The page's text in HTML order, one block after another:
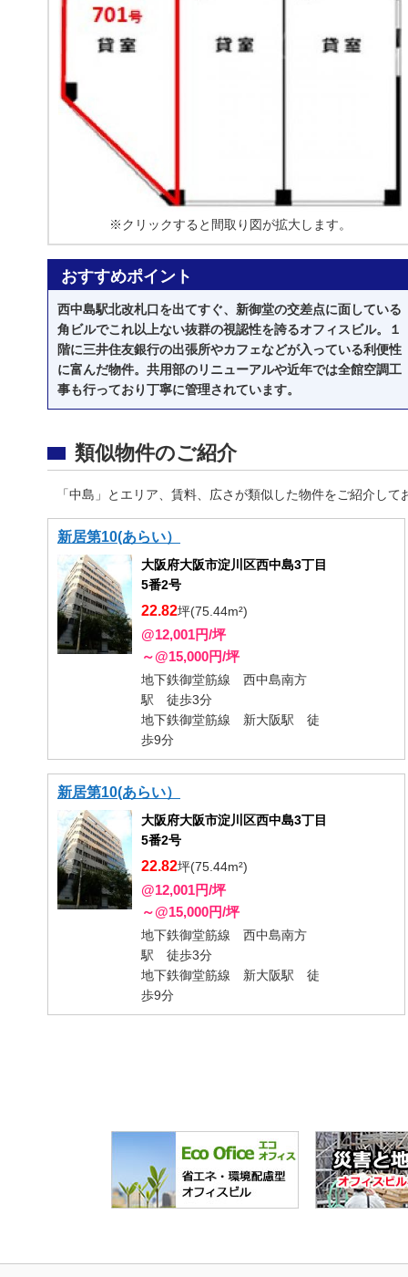
※クリックすると間取り図が拡大します。
おすすめポイント
西中島駅北改札口を出てすぐ、新御堂の交差点に面している
角ビルでこれ以上ない抜群の視認性を誇るオフィスビル。１
階に三井住友銀行の出張所やカフェなどが入っている利便性
に富んだ物件。共用部のリニューアルや近年では全館空調工
事も行っており丁寧に管理されています。
類似物件のご紹介
「中島」とエリア、賃料、広さが類似した物件をご紹介して
新居第10(あらい）
大阪府大阪市淀川区西中島3丁目
5番2号
22.82坪(75.44m²)
@12,001円/坪
～@15,000円/坪
地下鉄御堂筋線 西中島南方
駅 徒歩3分
地下鉄御堂筋線 新大阪駅 徒
歩9分
新居第10(あらい）
大阪府大阪市淀川区西中島3丁目
5番2号
22.82坪(75.44m²)
@12,001円/坪
～@15,000円/坪
地下鉄御堂筋線 西中島南方
駅 徒歩3分
地下鉄御堂筋線 新大阪駅 徒
歩9分